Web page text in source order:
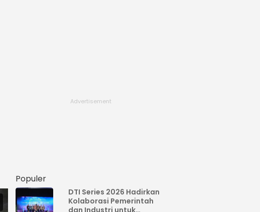
Populer
DTI Series 2026 Hadirkan
Kolaborasi Pemerintah
dan Industri untuk